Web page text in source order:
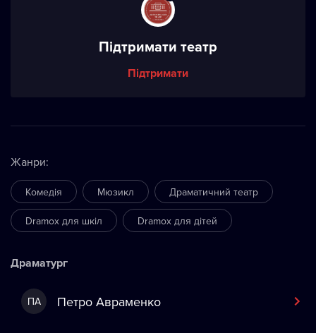
Підтримати театр
Підтримати
Жанри:
Комедія Мюзикл Драматичний театр
Dramox для шкіл Dramox для дітей
Драматург
ПА Петро Авраменко